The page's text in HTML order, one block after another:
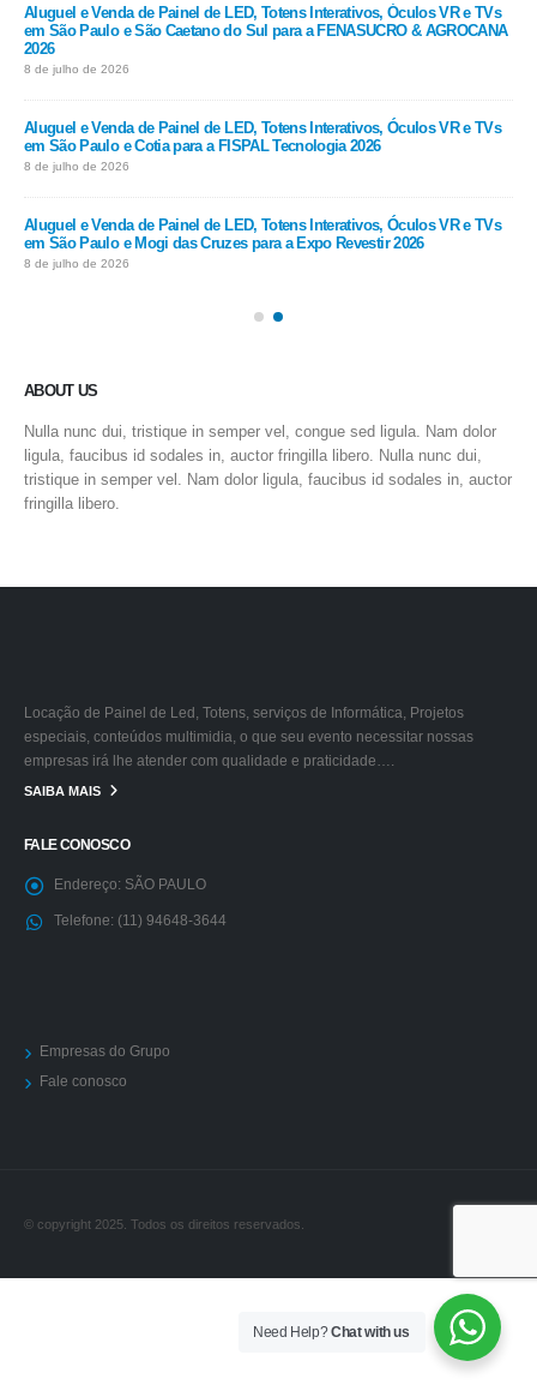
Aluguel e Venda de Painel de LED, Totens Interativos, Óculos VR e TVs
em São Paulo e São Caetano do Sul para a FENASUCRO & AGROCANA
2026
8 de julho de 2026
Aluguel e Venda de Painel de LED, Totens Interativos, Óculos VR e TVs
em São Paulo e Cotia para a FISPAL Tecnologia 2026
8 de julho de 2026
Aluguel e Venda de Painel de LED, Totens Interativos, Óculos VR e TVs
em São Paulo e Mogi das Cruzes para a Expo Revestir 2026
8 de julho de 2026
ABOUT US
Nulla nunc dui, tristique in semper vel, congue sed ligula. Nam dolor
ligula, faucibus id sodales in, auctor fringilla libero. Nulla nunc dui,
tristique in semper vel. Nam dolor ligula, faucibus id sodales in, auctor
fringilla libero.
Locação de Painel de Led, Totens, serviços de Informática, Projetos
especiais, conteúdos multimidia, o que seu evento necessitar nossas
empresas irá lhe atender com qualidade e praticidade….
SAIBA MAIS
FALE CONOSCO
Endereço: SÃO PAULO
Telefone: (11) 94648-3644
Empresas do Grupo
Fale conosco
© copyright 2025. Todos os direitos reservados.
Need Help?Chat with us